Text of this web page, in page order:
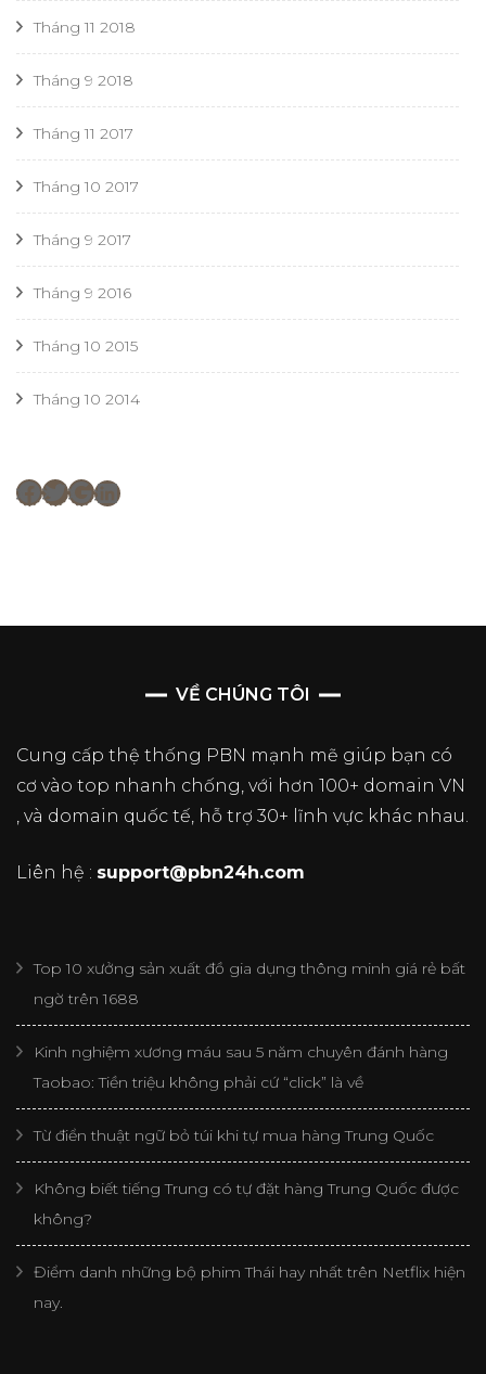
Tháng 11 2018
Tháng 9 2018
Tháng 11 2017
Tháng 10 2017
Tháng 9 2017
Tháng 9 2016
Tháng 10 2015
Tháng 10 2014
Facebook
Twitter
Google
LinkedIn
VỀ CHÚNG TÔI
Cung cấp thệ thống PBN mạnh mẽ giúp bạn có
cơ vào top nhanh chống, với hơn 100+ domain VN
, và domain quốc tế, hỗ trợ 30+ lĩnh vực khác nhau.
Liên hệ : support@pbn24h.com
Top 10 xưởng sản xuất đồ gia dụng thông minh giá rẻ bất
ngờ trên 1688
Kinh nghiệm xương máu sau 5 năm chuyên đánh hàng
Taobao: Tiền triệu không phải cứ “click” là về
Từ điển thuật ngữ bỏ túi khi tự mua hàng Trung Quốc
Không biết tiếng Trung có tự đặt hàng Trung Quốc được
không?
Điểm danh những bộ phim Thái hay nhất trên Netflix hiện
nay.